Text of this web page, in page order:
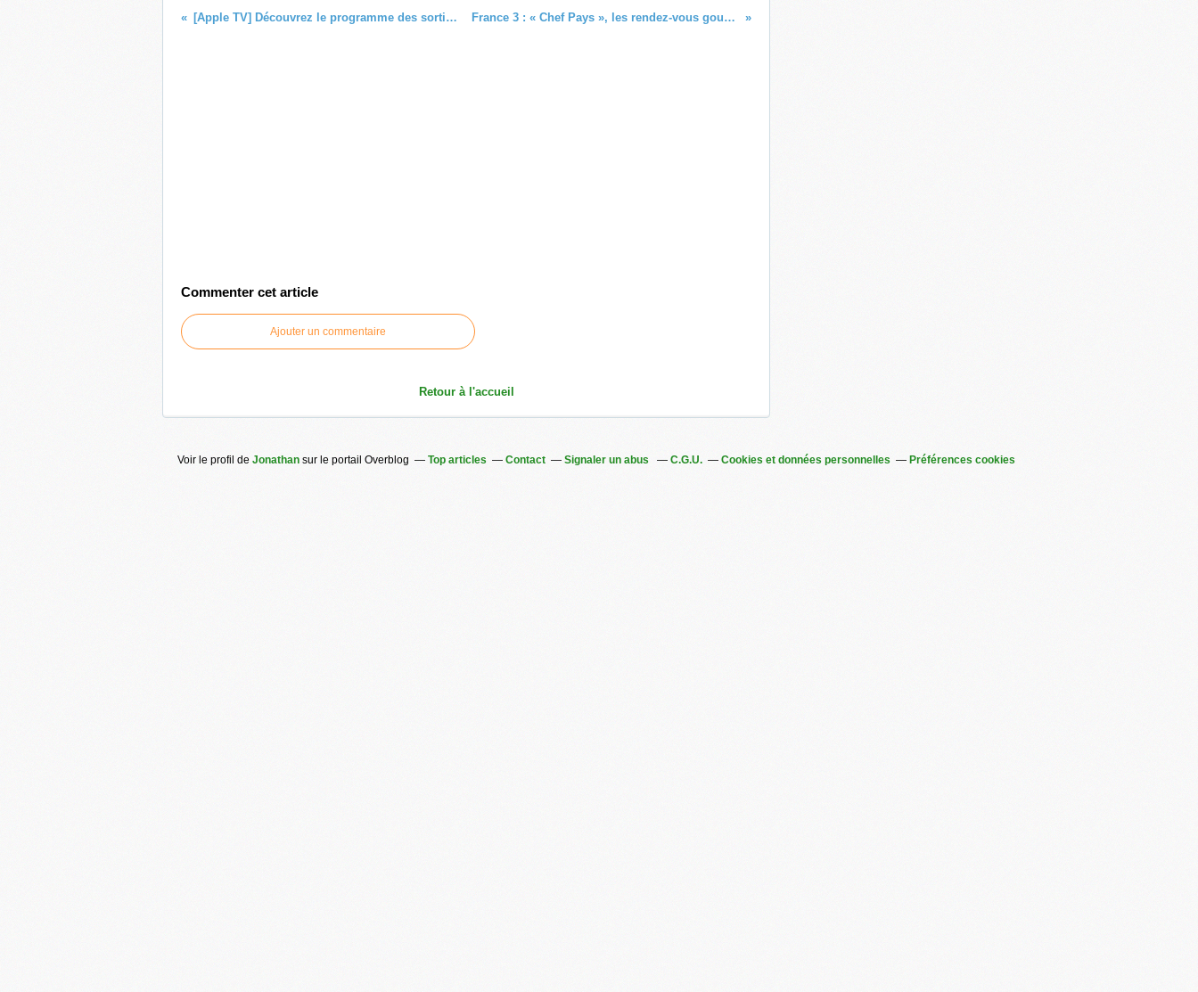
[Apple TV] Découvrez le programme des sorties de décembre 2025 ! France 3 : « Chef Pays », les rendez-vous gourmands de décembre !
Commenter cet article
Ajouter un commentaire
Retour à l'accueil
Voir le profil de Jonathan sur le portail Overblog Top articles Contact Signaler un abus C.G.U. Cookies et données personnelles Préférences cookies